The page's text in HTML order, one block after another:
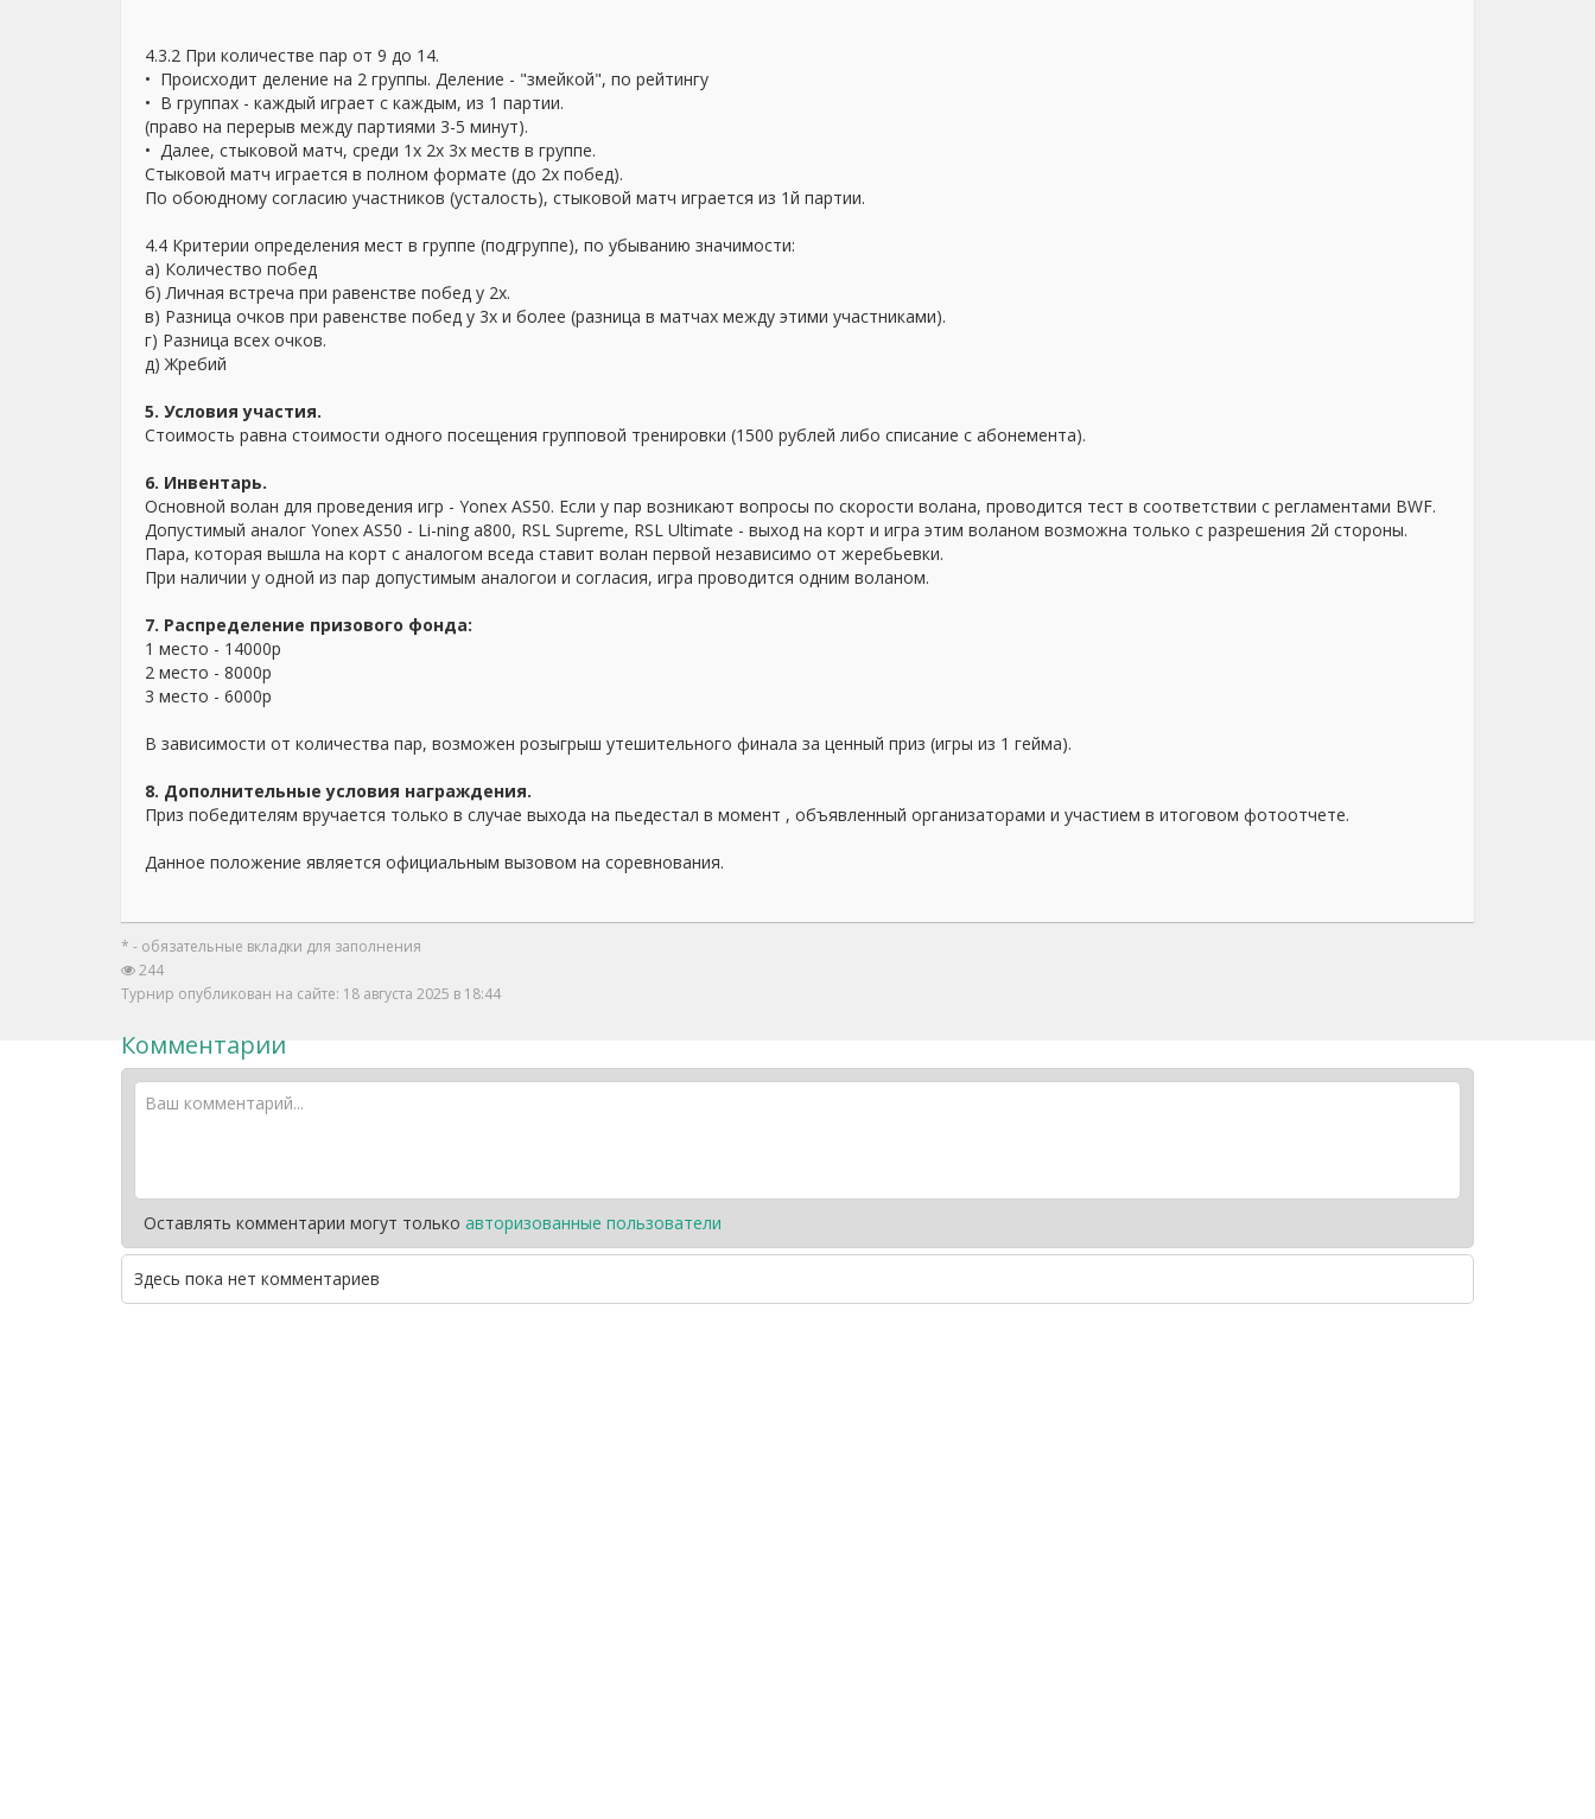
4.3.2 При количестве пар от 9 до 14.
•⁠ ⁠Происходит деление на 2 группы. Деление - "змейкой", по рейтингу
•⁠ ⁠В группах - каждый играет с каждым, из 1 партии.
(право на перерыв между партиями 3-5 минут).
•⁠ ⁠Далее, стыковой матч, среди 1х 2х 3х меств в группе.
Стыковой матч играется в полном формате (до 2х побед).
По обоюдному согласию участников (усталость), стыковой матч играется из 1й партии.
4.4 Критерии определения мест в группе (подгруппе), по убыванию значимости:
а) ⁠Количество побед
б)⁠ ⁠Личная встреча при равенстве побед у 2х.
в)⁠ ⁠Разница очков при равенстве побед у 3х и более (разница в матчах между этими участниками).
г)⁠ ⁠Разница всех очков.
д)⁠ ⁠Жребий
5. Условия участия.
Стоимость равна стоимости одного посещения групповой тренировки (1500 рублей либо списание с абонемента).
6. Инвентарь.
Основной волан для проведения игр - Yonex AS50. Если у пар возникают вопросы по скорости волана, проводится тест в соответствии с регламентами BWF.
Допустимый аналог Yonex AS50 - Li-ning a800, RSL Supreme, RSL Ultimate - выход на корт и игра этим воланом возможна только с разрешения 2й стороны.
Пара, которая вышла на корт с аналогом вседа ставит волан первой независимо от жеребьевки.
При наличии у одной из пар допустимым аналогои и согласия, игра проводится одним воланом.
7. Распределение призового фонда:
1 место - 14000р
2 место - 8000р
3 место - 6000р
В зависимости от количества пар, возможен розыгрыш утешительного финала за ценный приз (игры из 1 гейма).
8. Дополнительные условия награждения.
Приз победителям вручается только в случае выхода на пьедестал в момент , объявленный организаторами и участием в итоговом фотоотчете.
Данное положение является официальным вызовом на соревнования.
* - обязательные вкладки для заполнения
244
Турнир опубликован на сайте: 18 августа 2025 в 18:44
Комментарии
Оставлять комментарии могут только авторизованные пользователи
Здесь пока нет комментариев